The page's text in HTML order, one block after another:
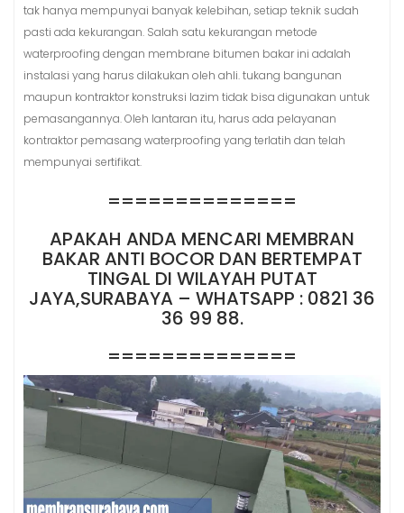
tak hanya mempunyai banyak kelebihan, setiap teknik sudah
pasti ada kekurangan. Salah satu kekurangan metode
waterproofing dengan membrane bitumen bakar ini adalah
instalasi yang harus dilakukan oleh ahli. tukang bangunan
maupun kontraktor konstruksi lazim tidak bisa digunakan untuk
pemasangannya. Oleh lantaran itu, harus ada pelayanan
kontraktor pemasang waterproofing yang terlatih dan telah
mempunyai sertifikat.
==============
APAKAH ANDA MENCARI MEMBRAN
BAKAR ANTI BOCOR DAN BERTEMPAT
TINGAL DI WILAYAH PUTAT
JAYA,SURABAYA – WHATSAPP : 0821 36
36 99 88.
==============